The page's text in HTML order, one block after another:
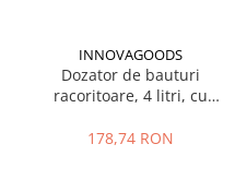
Perfect pentru a atarna in
Dimensiuni aprox.: 43 x 81 cm
INNOVAGOODS
Dozator de bauturi
racoritoare, 4 litri, cu
Freer InnovaGoods
178,74 RON